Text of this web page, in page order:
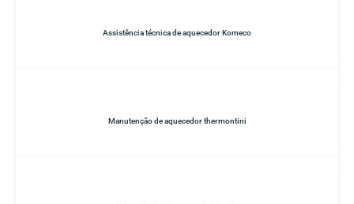
Assistência técnica de aquecedor Komeco
Manutenção de aquecedor thermontini